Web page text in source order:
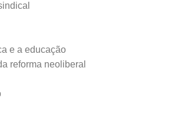
e a educação
reforma neoliberal